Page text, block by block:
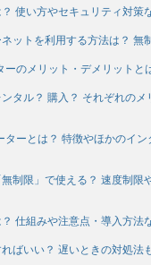
使い方やセキュリティ対策
ットを利用する方法は？ 無
ーのメリット・デメリットと
タル？ 購入？ それぞれのメ
ターとは？ 特徴やほかのイ
制限」で使える？ 速度制限
仕組みや注意点・導入方法
ばいい？ 遅いときの対処法